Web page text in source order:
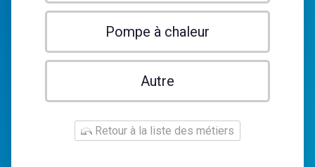
Pompe à chaleur
Autre
Retour à la liste des métiers